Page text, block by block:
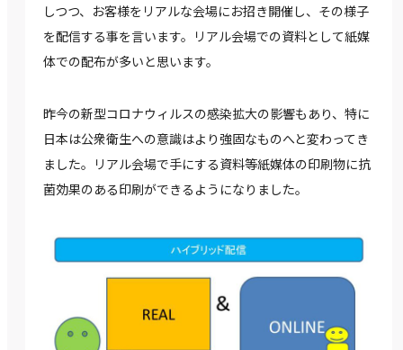
しつつ、お客様をリアルな会場にお招き開催し、その様子
を配信する事を言います。リアル会場での資料として紙媒
体での配布が多いと思います。
昨今の新型コロナウィルスの感染拡大の影響もあり、特に
日本は公衆衛生への意識はより強固なものへと変わってき
ました。リアル会場で手にする資料等紙媒体の印刷物に抗
菌効果のある印刷ができるようになりました。